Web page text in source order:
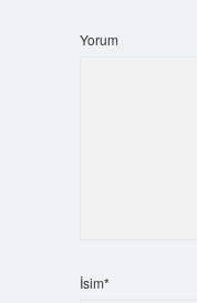
Yorum
İsim*